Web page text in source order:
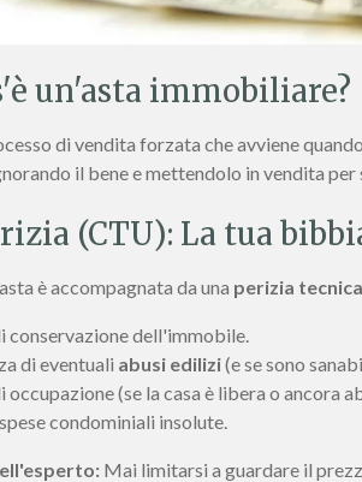
un'asta immobiliare?
di vendita forzata che avviene
il bene e mettendolo in vendita
(CTU): La tua
è accompagnata da una perizia
conservazione dell'immobile.
di eventuali abusi edilizi(e se sono
occupazione (se la casa è libera o ancora
condominiali insolute.
Mai limitarsi a guardare il